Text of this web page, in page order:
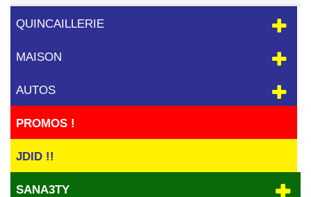
QUINCAILLERIE
MAISON
AUTOS
PROMOS !
JDID !!
SANA3TY